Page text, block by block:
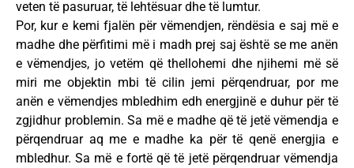
veten të pasuruar, të lehtësuar dhe të lumtur.
Por, kur e kemi fjalën për vëmendjen, rëndësia e saj më e
madhe dhe përfitimi më i madh prej saj është se me anën
e vëmendjes, jo vetëm që thellohemi dhe njihemi më së
miri me objektin mbi të cilin jemi përqendruar, por me
anën e vëmendjes mbledhim edh energjinë e duhur për të
zgjidhur problemin. Sa më e madhe që të jetë vëmendja e
përqendruar aq me e madhe ka për të qenë energjia e
mbledhur. Sa më e fortë që të jetë përqendruar vëmendja